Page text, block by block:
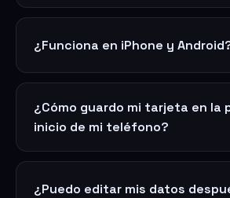
¿Funciona en iPhone y
¿Cómo guardo mi tarjeta en la
inicio de mi teléfono?
¿Puedo editar mis datos